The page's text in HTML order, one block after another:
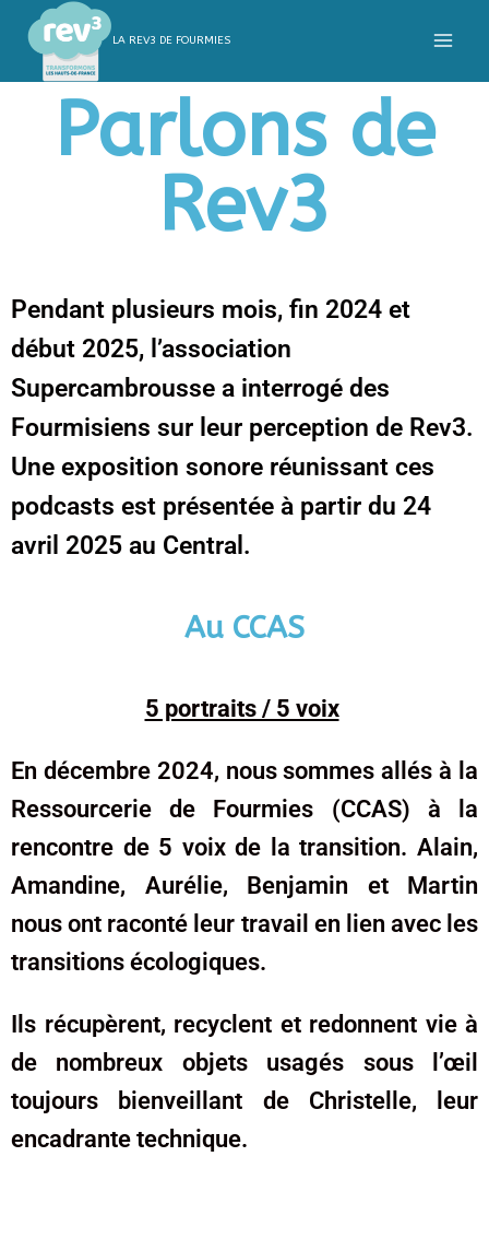
LA REV3 DE FOURMIES
Parlons de
Rev3
Pendant plusieurs mois, fin 2024 et
début 2025, l’association
Supercambrousse a interrogé des
Fourmisiens sur leur perception de Rev3.
Une exposition sonore réunissant ces
podcasts est présentée à partir du 24
avril 2025 au Central.
Au CCAS
5 portraits / 5 voix
En décembre 2024, nous sommes allés à la
Ressourcerie de Fourmies (CCAS) à la
rencontre de 5 voix de la transition. Alain,
Amandine, Aurélie, Benjamin et Martin
nous ont raconté leur travail en lien avec les
transitions écologiques.
Ils récupèrent, recyclent et redonnent vie à
de nombreux objets usagés sous l’œil
toujours bienveillant de Christelle, leur
encadrante technique.